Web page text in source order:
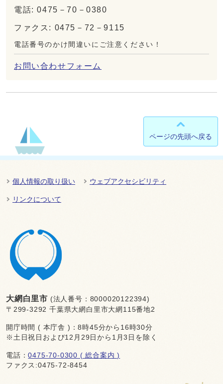
電話: 0475－70－0380
ファクス: 0475－72－9115
電話番号のかけ間違いにご注意ください！
お問い合わせフォーム
ページの先頭へ戻る
個人情報の取り扱い ウェブアクセシビリティ
リンクについて
大網白里市 (法人番号：8000020122394)
〒299-3292 千葉県大網白里市大網115番地2
開庁時間 ( 本庁舎 )：8時45分から16時30分
※土日祝日および12月29日から1月3日を除く
電話：0475-70-0300 ( 総合案内 )
ファクス:0475-72-8454